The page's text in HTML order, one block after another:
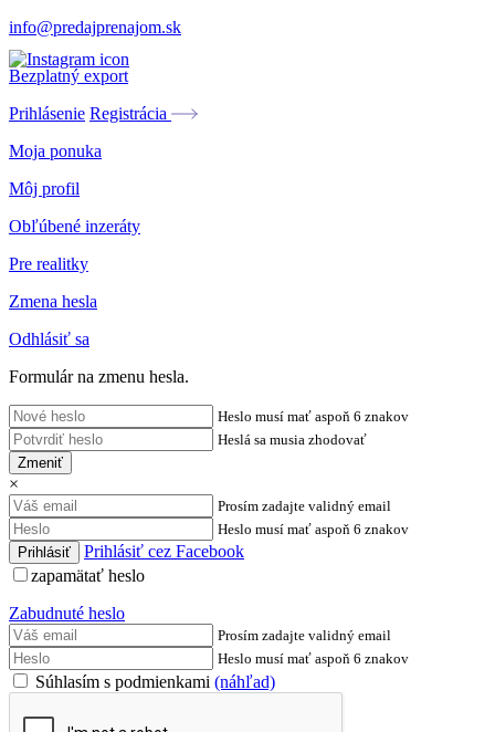
info@predajprenajom.sk
Bezplatný export
Prihlásenie Registrácia
Moja ponuka
Môj profil
Obľúbené inzeráty
Pre realitky
Zmena hesla
Odhlásiť sa
Formulár na zmenu hesla.
Heslo musí mať aspoň 6 znakov
Heslá sa musia zhodovať
Zmeniť
×
Prosím zadajte validný email
Heslo musí mať aspoň 6 znakov
Prihlásiť cez Facebook
zapamätať heslo
Zabudnuté heslo
Prosím zadajte validný email
Heslo musí mať aspoň 6 znakov
Súhlasím s podmienkami (náhľad)